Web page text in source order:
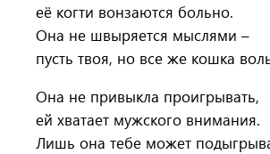
её когти вонзаются больно.
Она не швыряется мыслями –
пусть твоя, но все же кошка
Она не привыкла проигрывать,
ей хватает мужского внимания.
Лишь она тебе может